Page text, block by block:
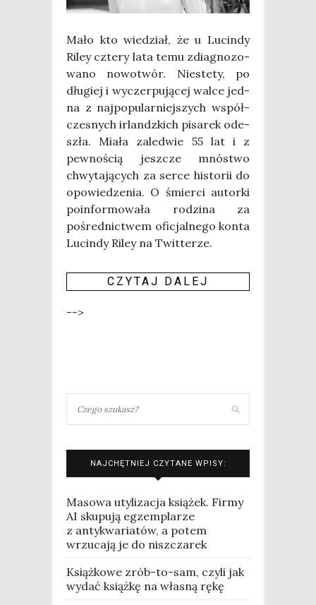
Mało kto wie­dział, że u Lucin­dy
Riley czte­ry lata temu zdia­gno­zo­
wa­no nowo­twór. Nie­ste­ty, po
dłu­giej i wyczer­pu­ją­cej wal­ce jed­
na z naj­po­pu­lar­niej­szych współ­
cze­snych irlandz­kich pisa­rek ode­
szła. Mia­ła zale­d­wie 55 lat i z
pew­no­ścią jesz­cze mnó­stwo
chwy­ta­ją­cych za ser­ce histo­rii do
opo­wie­dze­nia. O śmier­ci autor­ki
poin­for­mo­wa­ła rodzi­na za
pośred­nic­twem ofi­cjal­ne­go kon­ta
Lucin­dy Riley na Twit­te­rze.
CZY­TAJ DALEJ
-->
NAJCHĘTNIEJ CZYTANE WPISY:
Masowa utylizacja książek. Firmy
AI skupują egzemplarze
z antykwariatów, a potem
wrzucają je do niszczarek
Książkowe zrób-to-sam, czyli jak
wydać książkę na własną rękę